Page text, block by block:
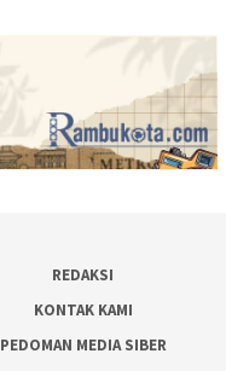
REDAKSI
KONTAK KAMI
PEDOMAN MEDIA SIBER